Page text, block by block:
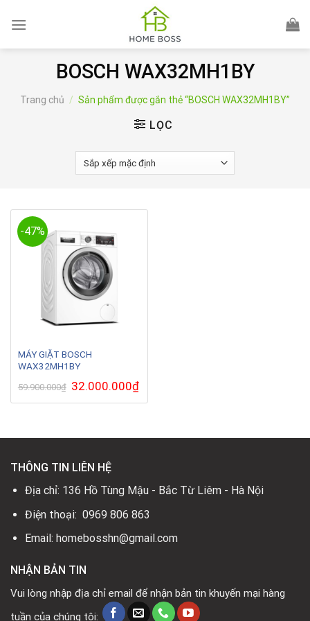
BOSCH WAX32MH1BY
Trang chủ / Sản phẩm được gắn thẻ “BOSCH WAX32MH1BY”
LỌC
-47%
MÁY GIẶT BOSCH
WAX32MH1BY
59.900.000₫ Giá
gốc
là:
32.000.000₫Giá
hiện
tại
THÔNG TIN LIÊN HỆ
Địa chỉ: 136 Hồ Tùng Mậu - Bắc Từ Liêm - Hà Nội
Điện thoại: 0969 806 863
Email: homebosshn@gmail.com
NHẬN BẢN TIN
Vui lòng nhập địa chỉ email để nhận bản tin khuyến mại hàng
tuần của chúng tôi: